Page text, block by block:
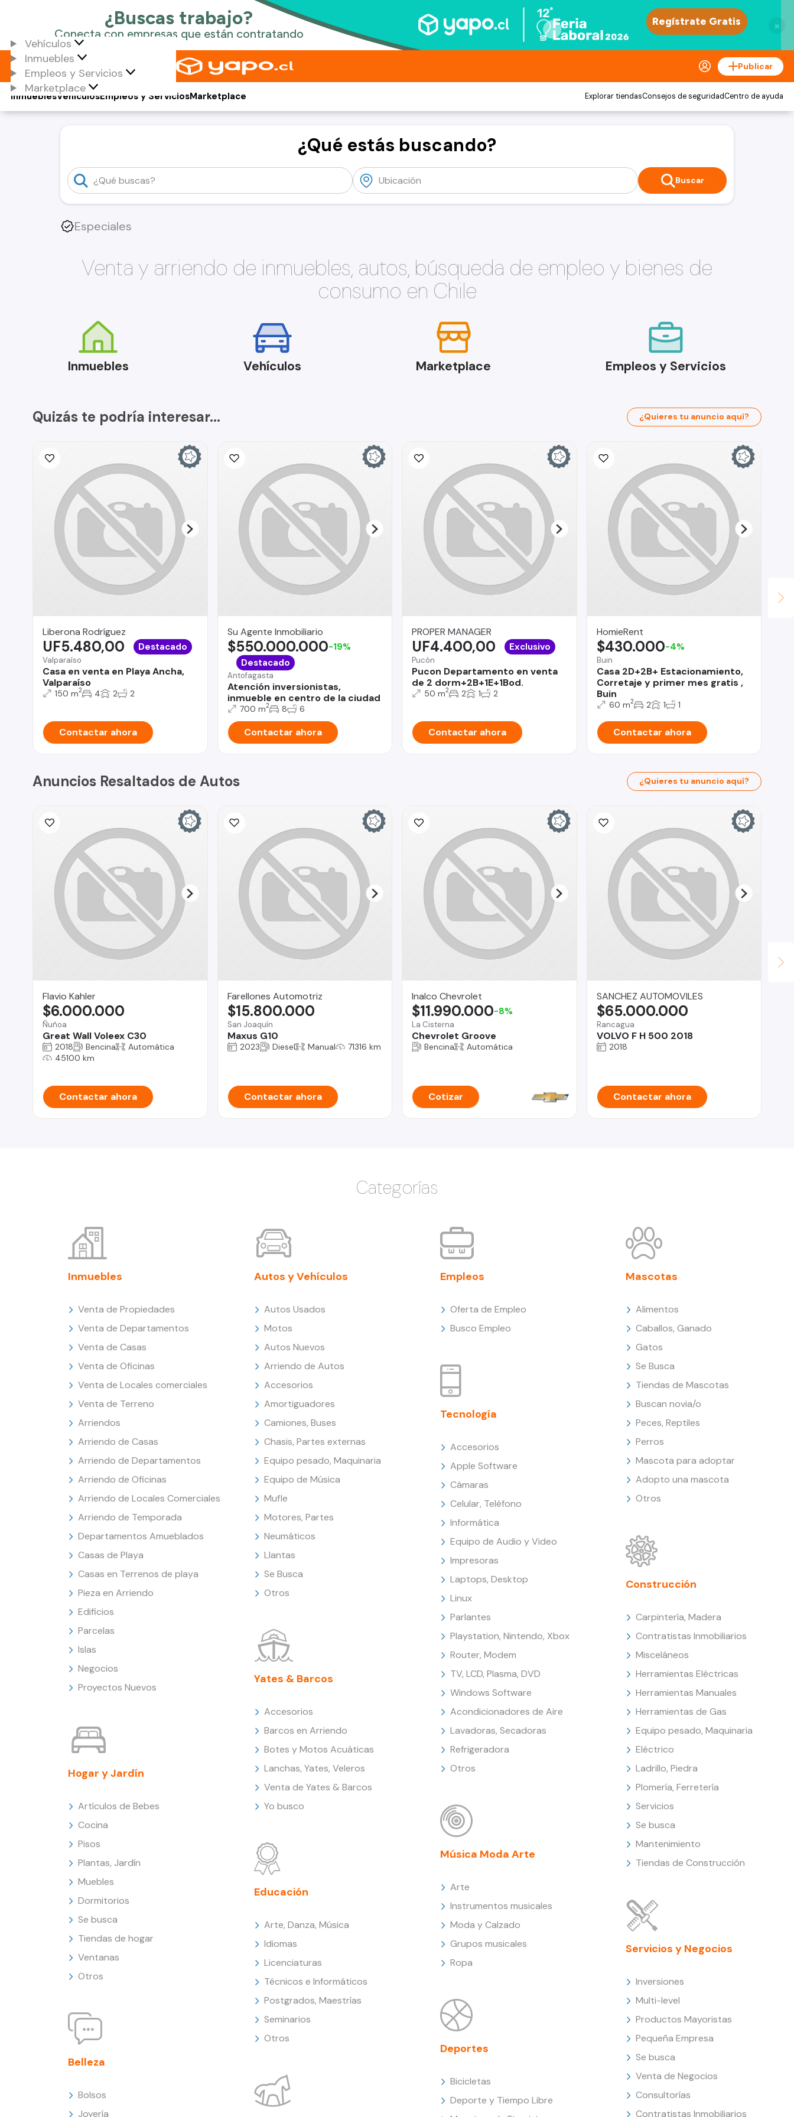
×
Vehículos
Inmuebles
Empleos y Servicios
Marketplace
Publicar
Vehículos
Inmuebles Empleos y ServiciosMarketplace Explorar tiendasConsejos de seguridadCentro de ayuda
¿Qué estás buscando?
Buscar
Especiales
Venta y arriendo de inmuebles, autos, búsqueda de empleo y bienes de
consumo en Chile
Inmuebles Vehículos Marketplace Empleos y Servicios
Quizás te podría interesar... ¿Quieres tu anuncio aquí?
Liberona Rodríguez
Valparaíso
Casa en venta en Playa Ancha,
Valparaíso
UF5.480,00 Destacado
150 m2 4 2 2
Contactar ahora
Su Agente Inmobiliario
Antofagasta
Atención inversionistas,
inmueble en centro de la ciudad
$550.000.000-19%
Destacado
700 m2 8 6
Contactar ahora
PROPER MANAGER
Pucón
Pucon Departamento en venta
de 2 dorm+2B+1E+1Bod.
UF4.400,00 Exclusivo
50 m2 2 1 2
Contactar ahora
HomieRent
Buin
Casa 2D+2B+ Estacionamiento,
Corretaje y primer mes gratis ,
Buin
$430.000-4%
60 m2 2 1 1
Contactar ahora
Anuncios Resaltados de Autos ¿Quieres tu anuncio aquí?
Flavio Kahler
Ñuñoa
Great Wall Voleex C30
$6.000.000
2018 Bencina
Automática
45100 km
Contactar ahora
Farellones Automotriz
San Joaquín
Maxus G10
$15.800.000
2023 Diesel Manual 71316 km
Contactar ahora
Inalco Chevrolet
La Cisterna
Chevrolet Groove
$11.990.000-8%
Bencina Automática
Cotizar
SANCHEZ AUTOMOVILES
Rancagua
VOLVO F H 500 2018
$65.000.000
2018
Contactar ahora
Categorías
Inmuebles
Venta de Propiedades
Venta de Departamentos
Venta de Casas
Venta de Oficinas
Venta de Locales comerciales
Venta de Terreno
Arriendos
Arriendo de Casas
Arriendo de Departamentos
Arriendo de Oficinas
Arriendo de Locales Comerciales
Arriendo de Temporada
Departamentos Amueblados
Casas de Playa
Casas en Terrenos de playa
Pieza en Arriendo
Edificios
Parcelas
Islas
Negocios
Proyectos Nuevos
Hogar y Jardín
Artículos de Bebes
Cocina
Pisos
Plantas, Jardín
Muebles
Dormitorios
Se busca
Tiendas de hogar
Ventanas
Otros
Belleza
Bolsos
Joyería
Autos y Vehículos
Autos Usados
Motos
Autos Nuevos
Arriendo de Autos
Accesorios
Amortiguadores
Camiones, Buses
Chasis, Partes externas
Equipo pesado, Maquinaria
Equipo de Música
Mufle
Motores, Partes
Neumáticos
Llantas
Se Busca
Otros
Yates & Barcos
Accesorios
Barcos en Arriendo
Botes y Motos Acuáticas
Lanchas, Yates, Veleros
Venta de Yates & Barcos
Yo busco
Educación
Arte, Danza, Música
Idiomas
Licenciaturas
Técnicos e Informáticos
Postgrados, Maestrías
Seminarios
Otros
Empleos
Oferta de Empleo
Busco Empleo
Tecnología
Accesorios
Apple Software
Cámaras
Celular, Teléfono
Informática
Equipo de Audio y Video
Impresoras
Laptops, Desktop
Linux
Parlantes
Playstation, Nintendo, Xbox
Router, Modem
TV, LCD, Plasma, DVD
Windows Software
Acondicionadores de Aire
Lavadoras, Secadoras
Refrigeradora
Otros
Música Moda Arte
Arte
Instrumentos musicales
Moda y Calzado
Grupos musicales
Ropa
Deportes
Bicicletas
Deporte y Tiempo Libre
Mascotas
Alimentos
Caballos, Ganado
Gatos
Se Busca
Tiendas de Mascotas
Buscan novia/o
Peces, Reptiles
Perros
Mascota para adoptar
Adopto una mascota
Otros
Construcción
Carpintería, Madera
Contratistas Inmobiliarios
Misceláneos
Herramientas Eléctricas
Herramientas Manuales
Herramientas de Gas
Equipo pesado, Maquinaria
Eléctrico
Ladrillo, Piedra
Plomería, Ferretería
Servicios
Se busca
Mantenimiento
Tiendas de Construcción
Servicios y Negocios
Inversiones
Multi-level
Productos Mayoristas
Pequeña Empresa
Se busca
Venta de Negocios
Consultorías
Contratistas Inmobiliarios